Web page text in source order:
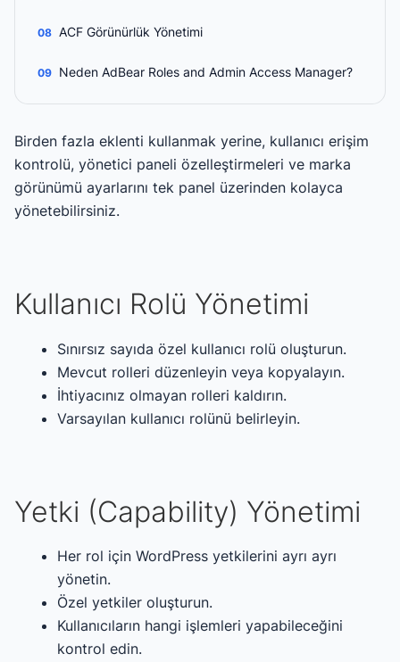
ACF Görünürlük Yönetimi
Neden AdBear Roles and Admin Access Manager?
Birden fazla eklenti kullanmak yerine, kullanıcı erişim
kontrolü, yönetici paneli özelleştirmeleri ve marka
görünümü ayarlarını tek panel üzerinden kolayca
yönetebilirsiniz.
Kullanıcı Rolü Yönetimi
Sınırsız sayıda özel kullanıcı rolü oluşturun.
Mevcut rolleri düzenleyin veya kopyalayın.
İhtiyacınız olmayan rolleri kaldırın.
Varsayılan kullanıcı rolünü belirleyin.
Yetki (Capability) Yönetimi
Her rol için WordPress yetkilerini ayrı ayrı
yönetin.
Özel yetkiler oluşturun.
Kullanıcıların hangi işlemleri yapabileceğini
kontrol edin.